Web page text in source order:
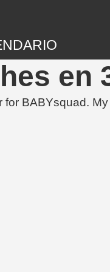
en
BABYsquad.